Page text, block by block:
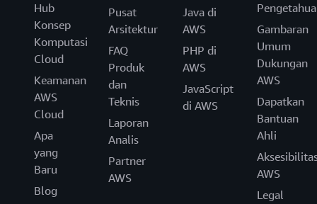
Hub
Konsep
Komputasi
Cloud
Keamanan
AWS
Cloud
Apa
yang
Baru
Blog
Pusat
Arsitektur
FAQ
Produk
dan
Teknis
Laporan
Analis
Partner
AWS
Java di
AWS
PHP di
AWS
JavaScript
di AWS
Gambaran
Umum
Dukungan
AWS
Dapatkan
Bantuan
Ahli
AWS
Legal